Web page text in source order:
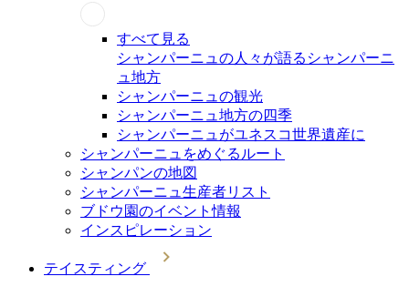
すべて見る
シャンパーニュの人々が語るシャンパーニ
ュ地方
シャンパーニュの観光
シャンパーニュ地方の四季
シャンパーニュがユネスコ世界遺産に
シャンパーニュをめぐるルート
シャンパンの地図
シャンパーニュ生産者リスト
ブドウ園のイベント情報
インスピレーション
テイスティング